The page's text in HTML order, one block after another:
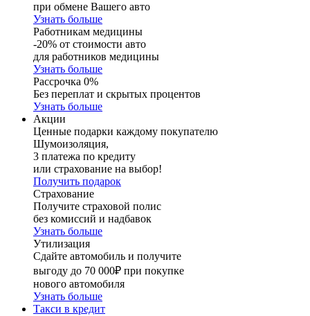
при обмене Вашего авто
Узнать больше
Работникам медицины
-20% от стоимости авто
для работников медицины
Узнать больше
Рассрочка 0%
Без переплат и скрытых процентов
Узнать больше
Акции
Ценные подарки каждому покупателю
Шумоизоляция,
3 платежа по кредиту
или страхование на выбор!
Получить подарок
Страхование
Получите страховой полис
без комиссий и надбавок
Узнать больше
Утилизация
Сдайте автомобиль и получите
выгоду до 70 000₽ при покупке
нового автомобиля
Узнать больше
Такси в кредит